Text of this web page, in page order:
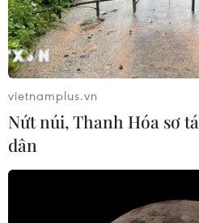
vietnamplus.vn
Nứt núi, Thanh Hóa sơ
dân